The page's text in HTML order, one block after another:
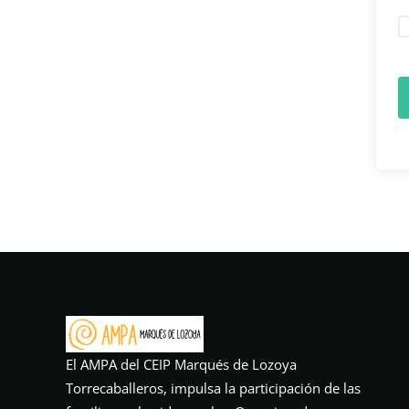
El AMPA del CEIP Marqués de Lozoya
Torrecaballeros, impulsa la participación de las